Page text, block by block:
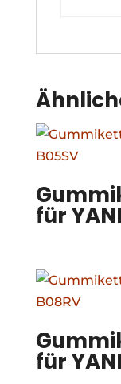
für
für